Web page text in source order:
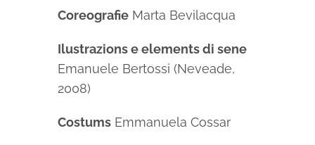
CoreografieMarta Bevilacqua
Ilustrazions e elements di sene
Emanuele Bertossi (Neveade,
2008)
CostumsEmmanuela Cossar